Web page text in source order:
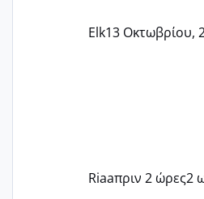
Elk13 Οκτωβρίου,
Riaaπριν 2 ώρες2